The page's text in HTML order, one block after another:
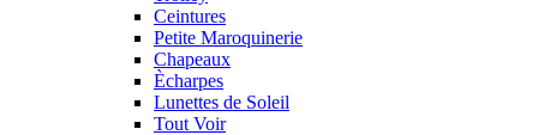
Ceintures
Petite Maroquinerie
Chapeaux
Ècharpes
Lunettes de Soleil
Tout Voir